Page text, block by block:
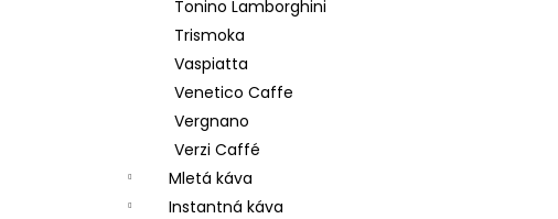
Tonino Lamborghini
Trismoka
Vaspiatta
Venetico Caffe
Vergnano
Verzi Caffé
Mletá káva
Instantná káva